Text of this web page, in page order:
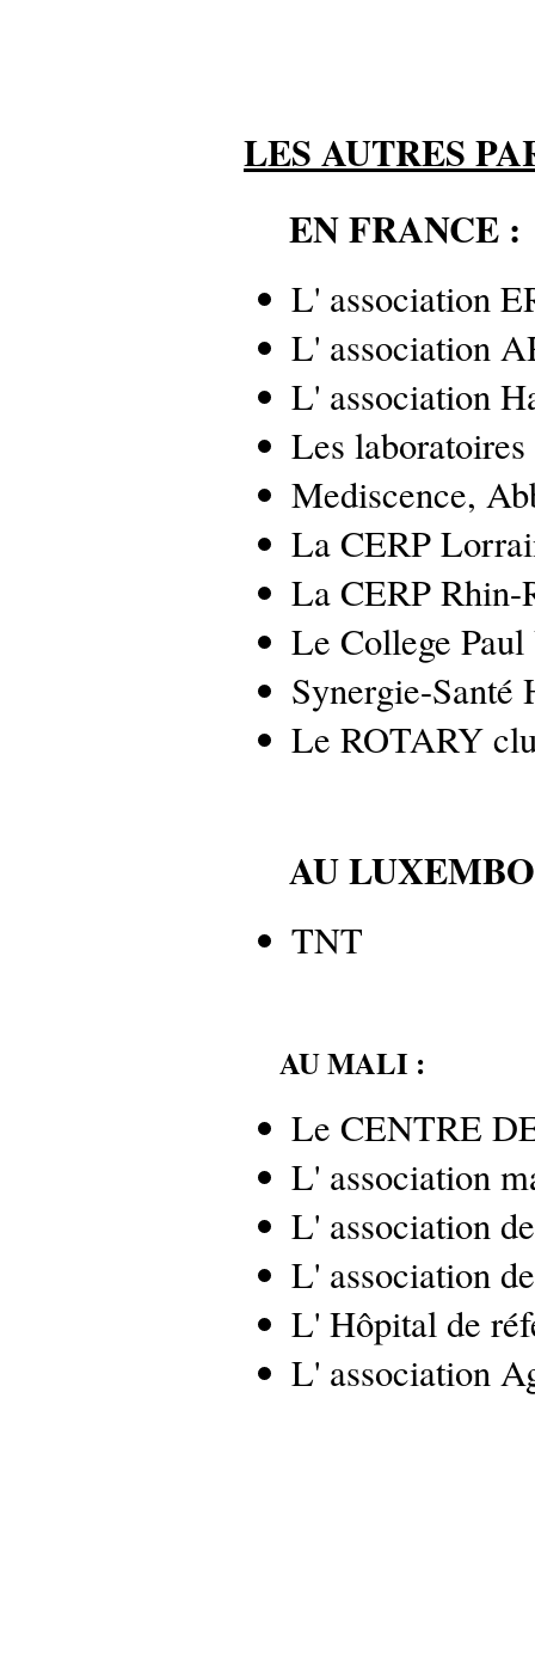
LES AUTRES
EN FRANCE :
L' association
L' association
L' association
Les
Mediscence,
La CERP
La CERP Rhin-
Le College
Synergie-
Le ROTARY
AU
TNT
AU MALI :
Le CENTRE
L' association
L' association
L' association
L' Hôpital de
L' association